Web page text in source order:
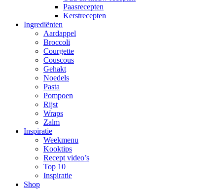
Paasrecepten
Kerstrecepten
Ingrediënten
Aardappel
Broccoli
Courgette
Couscous
Gehakt
Noedels
Pasta
Pompoen
Rijst
Wraps
Zalm
Inspiratie
Weekmenu
Kooktips
Recept video’s
Top 10
Inspiratie
Shop